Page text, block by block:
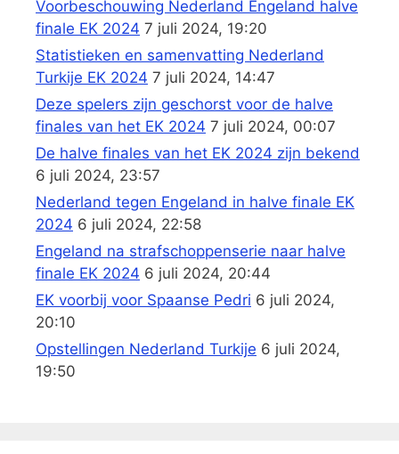
Voorbeschouwing Nederland Engeland halve
finale EK 2024 7 juli 2024, 19:20
Statistieken en samenvatting Nederland
Turkije EK 2024 7 juli 2024, 14:47
Deze spelers zijn geschorst voor de halve
finales van het EK 2024 7 juli 2024, 00:07
De halve finales van het EK 2024 zijn bekend
6 juli 2024, 23:57
Nederland tegen Engeland in halve finale EK
2024 6 juli 2024, 22:58
Engeland na strafschoppenserie naar halve
finale EK 2024 6 juli 2024, 20:44
EK voorbij voor Spaanse Pedri 6 juli 2024,
20:10
Opstellingen Nederland Turkije 6 juli 2024,
19:50